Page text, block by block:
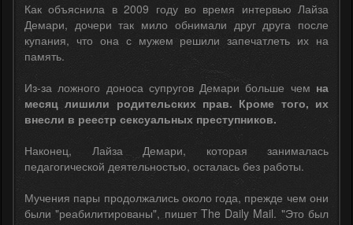
Как объяснила в 2009 году во время интервью Лайза
Демари, дочери так мило обнимали друг друга после
купания, что она с мужем решили запечатлеть их на
память.
Из-за ложного доноса супругов Демари больше чем на
месяц лишили родительских прав. Кроме того, их
внесли в реестр сексуальных преступников.
Наконец, Лайза Демари, которая занималась
педагогической деятельностью, осталась без работы.
Мучения пары продолжались около года, прежде чем они
были "реабилитированы", пишет The Daily Mail. "Это был